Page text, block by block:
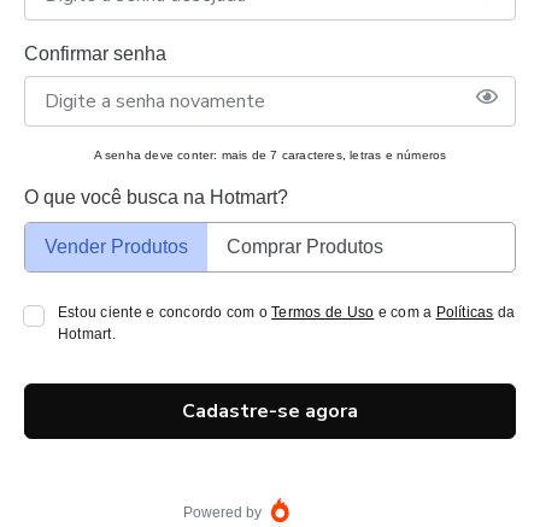
Confirmar senha
A senha deve conter: mais de 7 caracteres, letras e números
O que você busca na Hotmart?
Vender Produtos Comprar Produtos
Estou ciente e concordo com oTermos de Uso e com a Políticas da
Hotmart.
Cadastre-se agora
Powered by